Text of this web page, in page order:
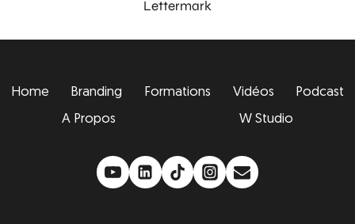
Home Branding Formations Vidéos
Podcast
A Propos
W Studio